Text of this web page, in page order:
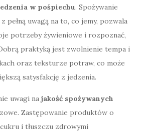
w pośpiechu. Spożywanie
pełną uwagą na to, co jemy, pozwala
potrzeby żywieniowe i rozpoznać,
praktyką jest zwolnienie tempa i
oraz teksturze potraw, co może
satysfakcję z jedzenia.
uwagi na jakość spożywanych
Zastępowanie produktów o
i tłuszczu zdrowymi